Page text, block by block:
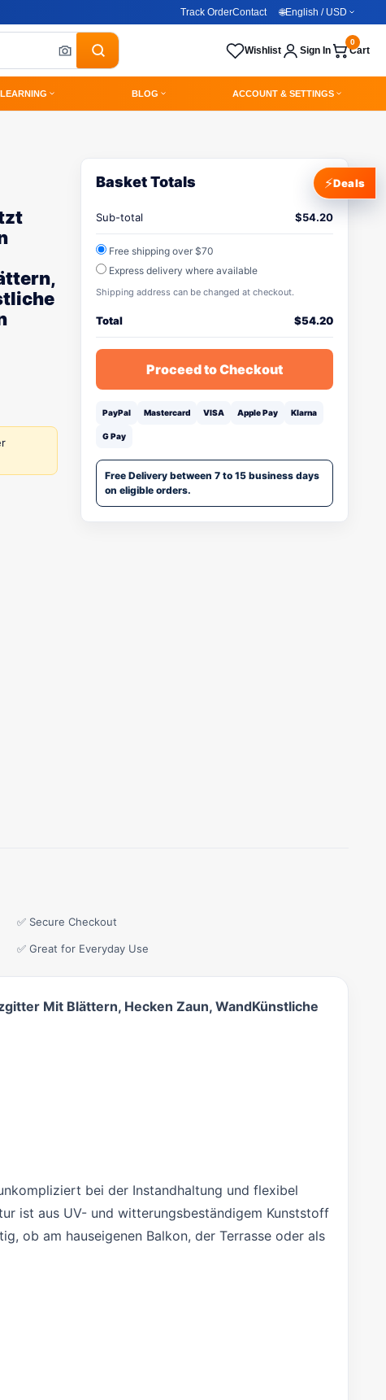
Track OrderContact 🌐English / USD
Wishlist Sign In Cart
0
BLOG ACCOUNT & SETTINGS
Basket Totals
Sub-total $54.20
Free shipping over $70
Express delivery where available
Shipping address can be changed at checkout.
Total $54.20
Proceed to Checkout
PayPal Mastercard VISA Apple Pay Klarna
G Pay
Free Delivery between 7 to 15 business days
on eligible orders.
✅ Secure Checkout
✅ Great for Everyday Use
Mit Blättern, Hecken Zaun, WandKünstliche
bei der Instandhaltung und flexibel
ist aus UV- und witterungsbeständigem Kunststoff
ob am hauseigenen Balkon, der Terrasse oder als
⚡Deals